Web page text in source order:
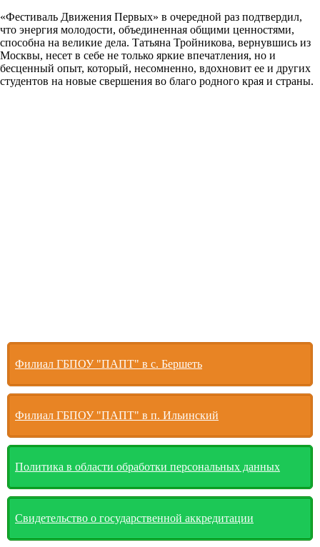
«Фестиваль Движения Первых» в очередной раз подтвердил,
что энергия молодости, объединенная общими ценностями,
способна на великие дела. Татьяна Тройникова, вернувшись из
Москвы, несет в себе не только яркие впечатления, но и
бесценный опыт, который, несомненно, вдохновит ее и других
студентов на новые свершения во благо родного края и страны.
Филиал ГБПОУ "ПАПТ" в с. Бершеть
Филиал ГБПОУ "ПАПТ" в п. Ильинский
Политика в области обработки персональных данных
Свидетельство о государственной аккредитации